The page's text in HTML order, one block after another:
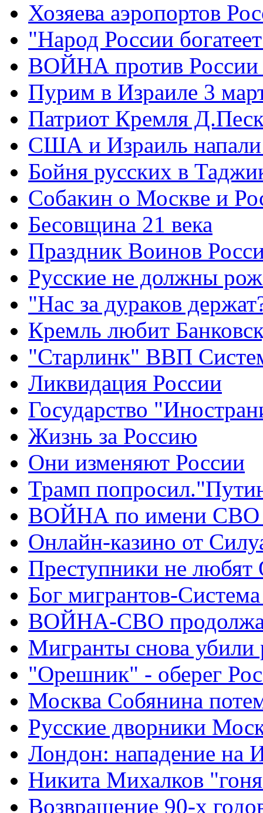
Хозяева аэропортов
"Народ России
ВОЙНА против России
Пурим в Израиле 3
Патриот Кремля
США и Израиль
Бойня русских в
Собакин о Москве и
Бесовщина 21 века
Праздник Воинов
Русские не должны
"Нас за дураков
Кремль любит
"Старлинк" ВВП
Ликвидация России
Государство
Жизнь за Россию
Они изменяют России
Трамп
ВОЙНА по имени СВО
Онлайн-казино от
Преступники не
Бог мигрантов-
ВОЙНА-СВО
Мигранты снова убили
"Орешник" - оберег
Москва Собянина
Русские дворники
Лондон: нападение на
Никита Михалков
Возвращение 90-х